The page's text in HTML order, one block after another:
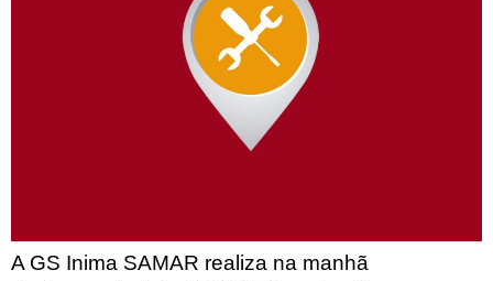
A GS Inima SAMAR realiza na manhã